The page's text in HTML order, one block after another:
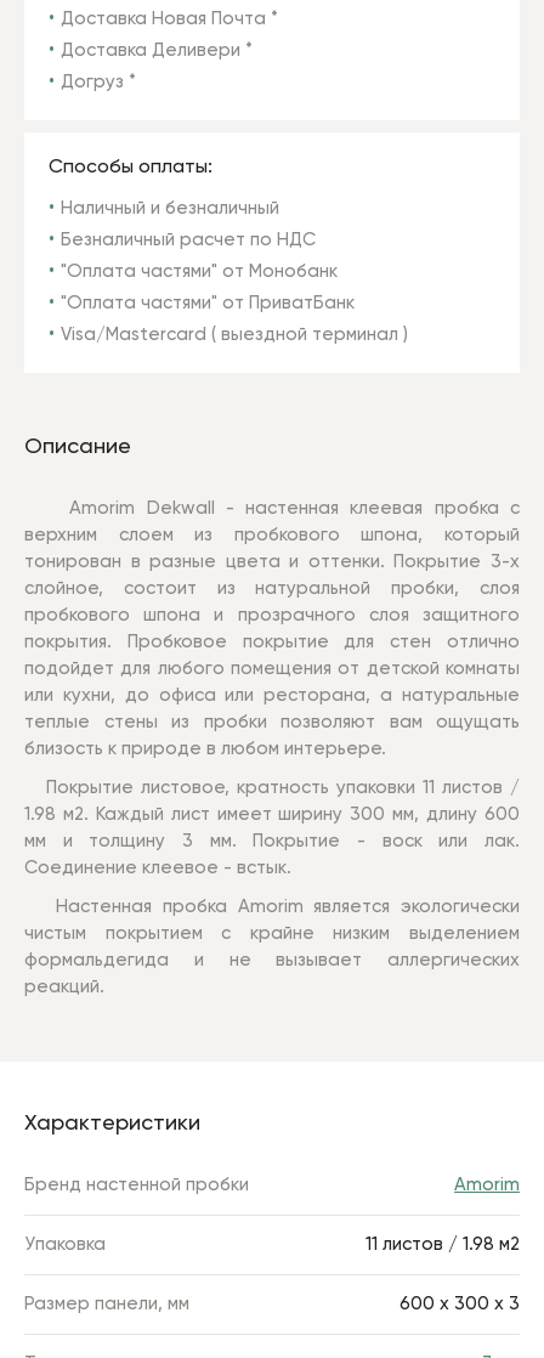
Доставка Новая Почта *
Доставка Деливери *
Догруз *
Способы оплаты:
Наличный и безналичный
Безналичный расчет по НДС
"Оплата частями" от Монобанк
"Оплата частями" от ПриватБанк
Visa/Mastercard ( выездной терминал )
Описание
Amorim Dekwall - настенная клеевая пробка с
верхним слоем из пробкового шпона, который
тонирован в разные цвета и оттенки.
Покрытие 3-х
слойное, состоит из натуральной пробки, слоя
пробкового шпона и прозрачного слоя защитного
покрытия.
Пробковое покрытие для стен отлично
подойдет для любого помещения от детской комнаты
или кухни, до офиса или ресторана, а натуральные
теплые стены из пробки позволяют вам ощущать
близость к природе в любом интерьере.
Покрытие листовое, кратность упаковки 11 листов /
1.98 м2. Каждый лист имеет ширину 300 мм, длину 600
мм и толщину 3 мм. Покрытие - воск или лак.
Соединение клеевое - встык.
Настенная пробка Amorim является экологически
чистым покрытием с крайне низким выделением
формальдегида и не вызывает аллергических
реакций.
Характеристики
Бренд настенной пробки Amorim
Упаковка 11 листов / 1.98 м2
Размер панели, мм 600 х 300 х 3